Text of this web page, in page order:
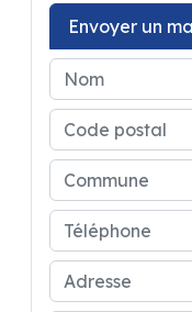
Envoyer un